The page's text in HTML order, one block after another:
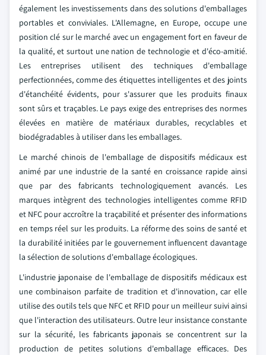
également les investissements dans des solutions d'emballages
portables et conviviales. L'Allemagne, en Europe, occupe une
position clé sur le marché avec un engagement fort en faveur de
la qualité, et surtout une nation de technologie et d'éco-amitié.
Les entreprises utilisent des techniques d'emballage
perfectionnées, comme des étiquettes intelligentes et des joints
d'étanchéité évidents, pour s'assurer que les produits finaux
sont sûrs et traçables. Le pays exige des entreprises des normes
élevées en matière de matériaux durables, recyclables et
biodégradables à utiliser dans les emballages.
Le marché chinois de l'emballage de dispositifs médicaux est
animé par une industrie de la santé en croissance rapide ainsi
que par des fabricants technologiquement avancés. Les
marques intègrent des technologies intelligentes comme RFID
et NFC pour accroître la traçabilité et présenter des informations
en temps réel sur les produits. La réforme des soins de santé et
la durabilité initiées par le gouvernement influencent davantage
la sélection de solutions d'emballage écologiques.
L'industrie japonaise de l'emballage de dispositifs médicaux est
une combinaison parfaite de tradition et d'innovation, car elle
utilise des outils tels que NFC et RFID pour un meilleur suivi ainsi
que l'interaction des utilisateurs. Outre leur insistance constante
sur la sécurité, les fabricants japonais se concentrent sur la
production de petites solutions d'emballage efficaces. Des